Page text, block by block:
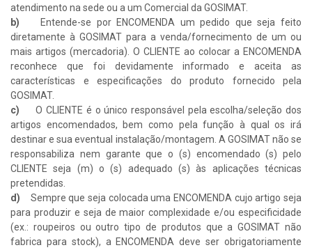
atendimento na sede ou a um Comercial da GOSIMAT.
b)
Entende-se por ENCOMENDA um pedido que seja feito
diretamente à GOSIMAT para a venda/fornecimento de um ou
mais artigos (mercadoria). O CLIENTE ao colocar a ENCOMENDA
reconhece que foi devidamente informado e aceita as
características e especificações do produto fornecido pela
GOSIMAT.
c)
O CLIENTE é o único responsável pela escolha/seleção dos
artigos encomendados, bem como pela função à qual os irá
destinar e sua eventual instalação/montagem. A GOSIMAT não se
responsabiliza nem garante que o (s) encomendado (s) pelo
CLIENTE seja (m) o (s) adequado (s) às aplicações técnicas
pretendidas.
d) Sempre que seja colocada uma ENCOMENDA cujo artigo seja
para produzir e seja de maior complexidade e/ou especificidade
(ex.: roupeiros ou outro tipo de produtos que a GOSIMAT não
fabrica para stock), a ENCOMENDA deve ser obrigatoriamente